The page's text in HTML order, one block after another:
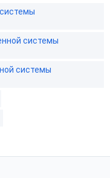
системы
системы